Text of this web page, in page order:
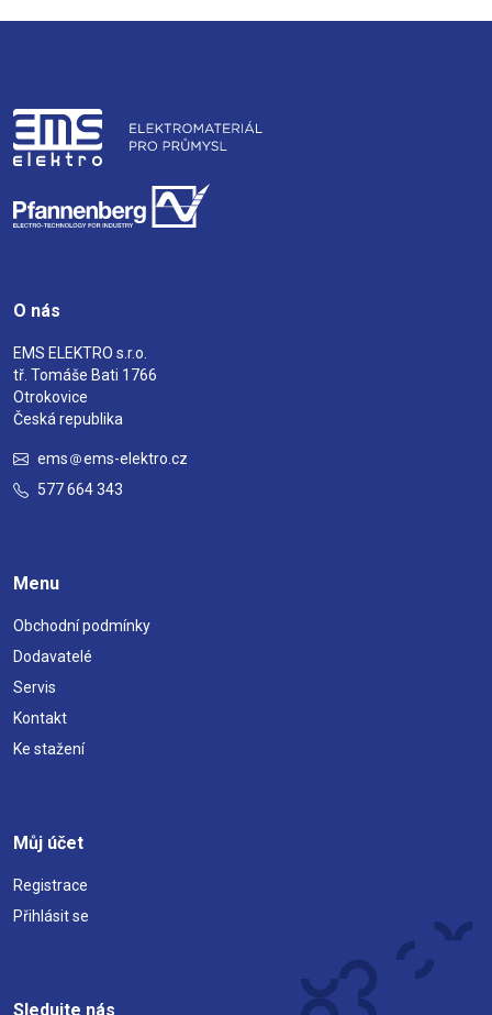
O nás
EMS ELEKTRO s.r.o.
tř. Tomáše Bati 1766
Otrokovice
Česká republika
ems
ems-elektro.cz
577 664 343
Menu
Obchodní podmínky
Dodavatelé
Servis
Kontakt
Ke stažení
Můj účet
Registrace
Přihlásit se
Sledujte nás